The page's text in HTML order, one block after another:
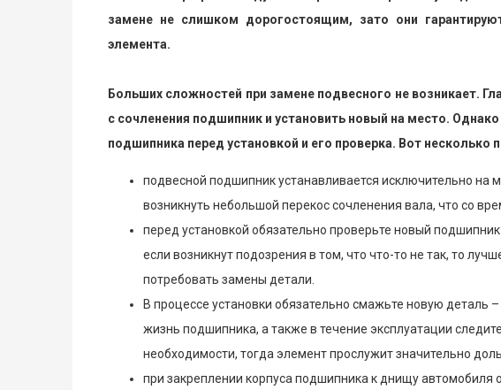
замене не слишком дорогостоящим, зато они
элемента.
Больших сложностей при замене подвесного не возникает.
с сочленения подшипник и установить новый на место.
подшипника перед установкой и его проверка. Вот несколько
подвесной подшипник устанавливается исключительно на
возникнуть небольшой перекос сочленения вала, что со
перед установкой обязательно проверьте новый
если возникнут подозрения в том, что что-то не так, то
потребовать замены детали.
В процессе установки обязательно смажьте новую деталь
жизнь подшипника, а также в течение эксплуатации
необходимости, тогда элемент прослужит значительно
при закреплении корпуса подшипника к днищу